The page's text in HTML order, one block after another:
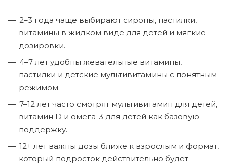
2–3 года чаще выбирают сиропы, пастилки,
витамины в жидком виде для детей и мягкие
дозировки.
4–7 лет удобны жевательные витамины,
пастилки и детские мультивитамины с понятным
режимом.
7–12 лет часто смотрят мультивитамин для детей,
витамин D и омега-3 для детей как базовую
поддержку.
12+ лет важны дозы ближе к взрослым и формат,
который подросток действительно будет